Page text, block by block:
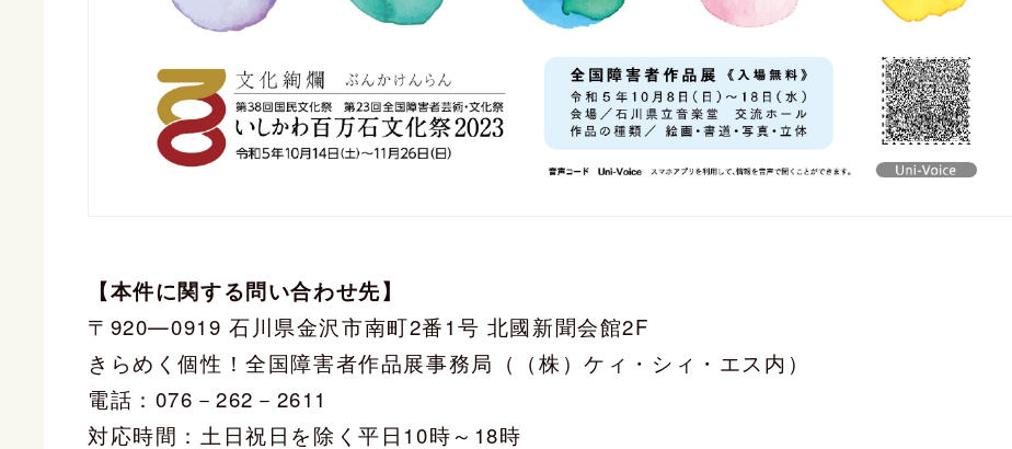
【本件に関する問い合わせ先】
〒920―0919 石川県金沢市南町2番1号 北國新聞会館2F
きらめく個性！全国障害者作品展事務局（（株）ケィ・シィ・エス内）
電話：076－262－2611
対応時間：土日祝日を除く平日10時～18時